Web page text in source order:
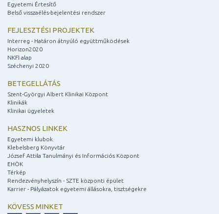
Egyetemi Értesítő
Belső visszaélés-bejelentési rendszer
FEJLESZTÉSI PROJEKTEK
Interreg - Határon átnyúló együttműködések
Horizon2020
NKFI alap
Széchenyi 2020
BETEGELLÁTÁS
Szent-Györgyi Albert Klinikai Központ
Klinikák
Klinikai ügyeletek
HASZNOS LINKEK
Egyetemi klubok
Klebelsberg Könyvtár
József Attila Tanulmányi és Információs Központ
EHÖK
Térkép
Rendezvényhelyszín - SZTE központi épület
Karrier - Pályázatok egyetemi állásokra, tisztségekre
KÖVESS MINKET